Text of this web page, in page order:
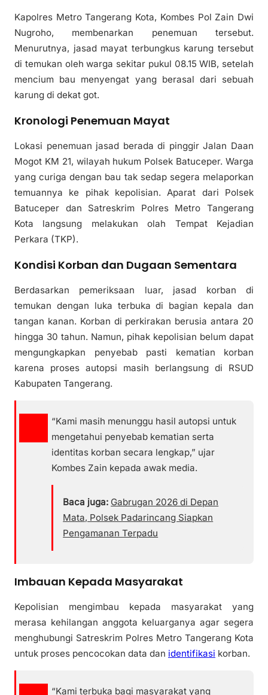
Kapolres Metro Tangerang Kota, Kombes Pol Zain Dwi
Nugroho, membenarkan penemuan tersebut.
Menurutnya, jasad mayat terbungkus karung tersebut
di temukan oleh warga sekitar pukul 08.15 WIB, setelah
mencium bau menyengat yang berasal dari sebuah
karung di dekat got.
Kronologi Penemuan Mayat
Lokasi penemuan jasad berada di pinggir Jalan Daan
Mogot KM 21, wilayah hukum Polsek Batuceper. Warga
yang curiga dengan bau tak sedap segera melaporkan
temuannya ke pihak kepolisian. Aparat dari Polsek
Batuceper dan Satreskrim Polres Metro Tangerang
Kota langsung melakukan olah Tempat Kejadian
Perkara (TKP).
Kondisi Korban dan Dugaan Sementara
Berdasarkan pemeriksaan luar, jasad korban di
temukan dengan luka terbuka di bagian kepala dan
tangan kanan. Korban di perkirakan berusia antara 20
hingga 30 tahun. Namun, pihak kepolisian belum dapat
mengungkapkan penyebab pasti kematian korban
karena proses autopsi masih berlangsung di RSUD
Kabupaten Tangerang.
“Kami masih menunggu hasil autopsi untuk
mengetahui penyebab kematian serta
identitas korban secara lengkap,” ujar
Kombes Zain kepada awak media.
Baca juga: Gabrugan 2026 di Depan
Mata, Polsek Padarincang Siapkan
Pengamanan Terpadu
Imbauan Kepada Masyarakat
Kepolisian mengimbau kepada masyarakat yang
merasa kehilangan anggota keluarganya agar segera
menghubungi Satreskrim Polres Metro Tangerang Kota
untuk proses pencocokan data dan identifikasi korban.
“Kami terbuka bagi masyarakat yang